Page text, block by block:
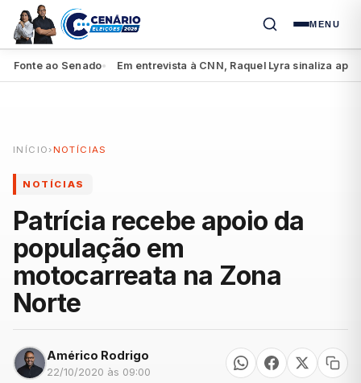
MENU
ao Senado● Em entrevista à CNN, Raquel Lyra sinaliza apoio a
INÍCIO ›NOTÍCIAS
NOTÍCIAS
Patrícia recebe apoio da
população em
motocarreata na Zona
Norte
Américo Rodrigo
22/10/2020 às 09:00